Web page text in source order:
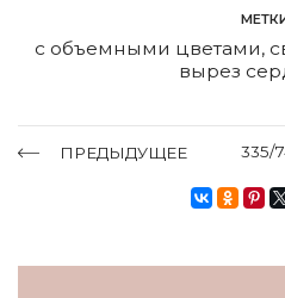
с объемными цветами,
вырез
ПРЕДЫДУЩЕЕ 335/